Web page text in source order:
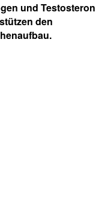
und Testosteron
den